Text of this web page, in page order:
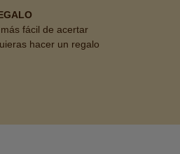
fácil de acertar
hacer un regalo